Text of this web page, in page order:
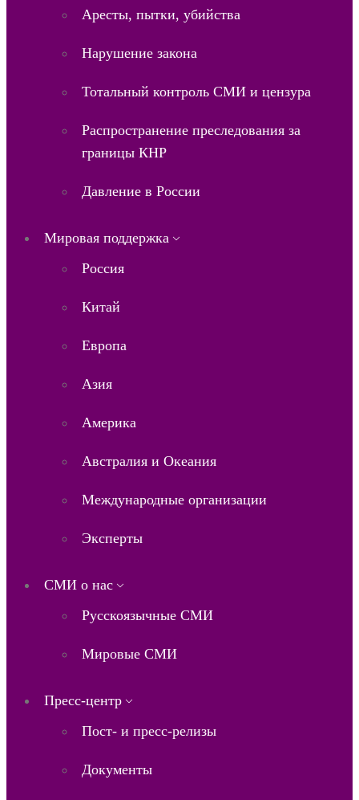
Аресты, пытки, убийства
Нарушение закона
Тотальный контроль СМИ и цензура
Распространение преследования за
границы КНР
Давление в России
Мировая поддержка
Россия
Китай
Европа
Азия
Америка
Австралия и Океания
Международные организации
Эксперты
СМИ о нас
Русскоязычные СМИ
Мировые СМИ
Пресс-центр
Пост- и пресс-релизы
Документы